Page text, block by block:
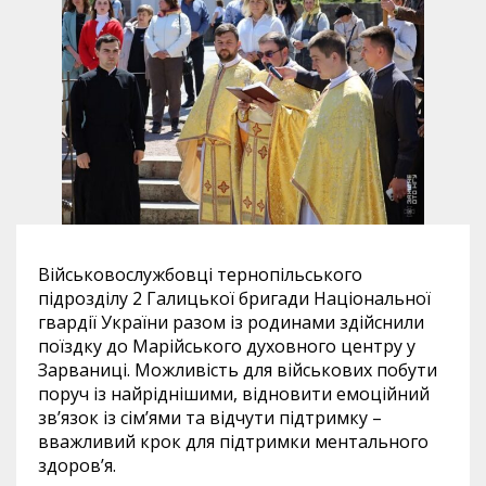
Військовослужбовці тернопільського
підрозділу 2 Галицької бригади Національної
гвардії України разом із родинами здійснили
поїздку до Марійського духовного центру у
Зарваниці. Можливість для військових побути
поруч із найріднішими, відновити емоційний
зв’язок із сім’ями та відчути підтримку –
вважливий крок для підтримки ментального
здоров’я.